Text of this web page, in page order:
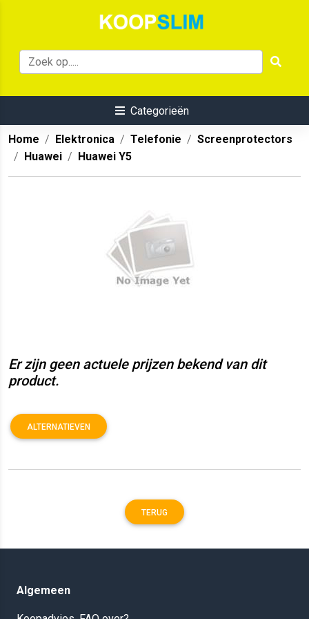
Categorieën
Home Elektronica Telefonie
Screenprotectors
Huawei
Huawei Y5
Er zijn geen actuele prijzen bekend van dit
product.
ALTERNATIEVEN
TERUG
Algemeen